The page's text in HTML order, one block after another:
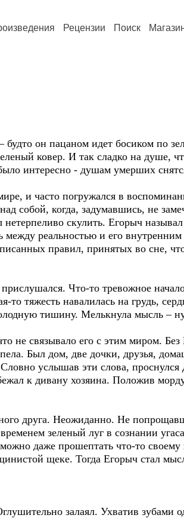
Рецензии Поиск
он пацаном идет босиком по
ковер. И так сладко на душе,
интересно - душам умерших
и часто погружался в
собой, когда, задумавшись, не
скулить. Егорыч называл
реальностью и его
правил, принятых во сне,
Что-то тревожное
тяжесть навалилась на грудь,
тишину. Мелькнула мысль –
не связывало его с этим миром.
Был дом, две дочки, друзья,
услышав эти слова,
к дивану хозяина. Положив
друга. Неожиданно. Не
зеленый луг в сознании
даже прошептать что-то
щеке. Тогда Егорыч стал
залаял. Ухватив зубами